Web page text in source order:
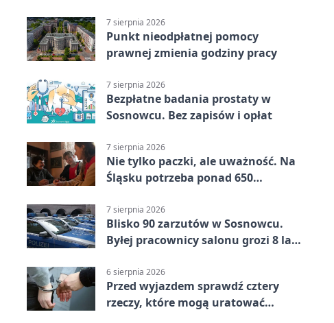
7 sierpnia 2026
Punkt nieodpłatnej pomocy
prawnej zmienia godziny pracy
7 sierpnia 2026
Bezpłatne badania prostaty w
Sosnowcu. Bez zapisów i opłat
7 sierpnia 2026
Nie tylko paczki, ale uważność. Na
Śląsku potrzeba ponad 650
7 sierpnia 2026
Blisko 90 zarzutów w Sosnowcu.
Byłej pracownicy salonu grozi 8 lat
6 sierpnia 2026
Przed wyjazdem sprawdź cztery
rzeczy, które mogą uratować